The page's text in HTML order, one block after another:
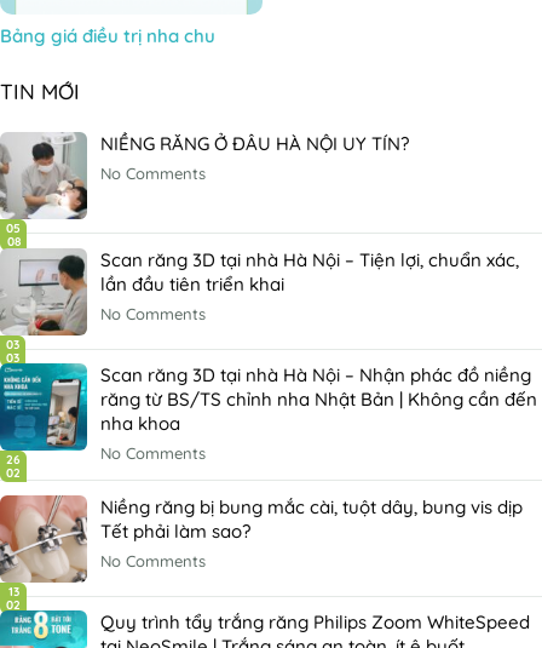
Bảng giá điều trị nha chu
TIN MỚI
05
08
NIỀNG RĂNG Ở ĐÂU HÀ NỘI UY TÍN?
No Comments
03
03
Scan răng 3D tại nhà Hà Nội – Tiện lợi, chuẩn xác,
lần đầu tiên triển khai
No Comments
26
02
Scan răng 3D tại nhà Hà Nội – Nhận phác đồ niềng
răng từ BS/TS chỉnh nha Nhật Bản | Không cần đến
nha khoa
No Comments
13
02
Niềng răng bị bung mắc cài, tuột dây, bung vis dịp
Tết phải làm sao?
No Comments
Quy trình tẩy trắng răng Philips Zoom WhiteSpeed